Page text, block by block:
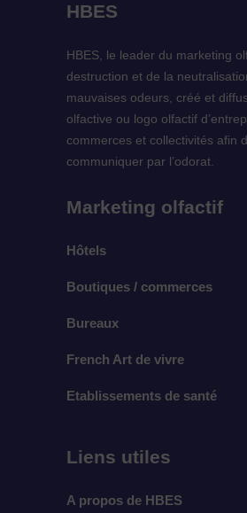
HBES
HBES, le leader du marketing
destruction et de la
mauvaises odeurs, créé et
olfactive ou logo olfactif
commerces et collectivités afin
communiquer par l’odorat.
Marketing olfactif
Hôtels
Boutiques / commerces
Bureaux
French Art de vivre
Etablissements de santé
Liens utiles
A propos de HBES